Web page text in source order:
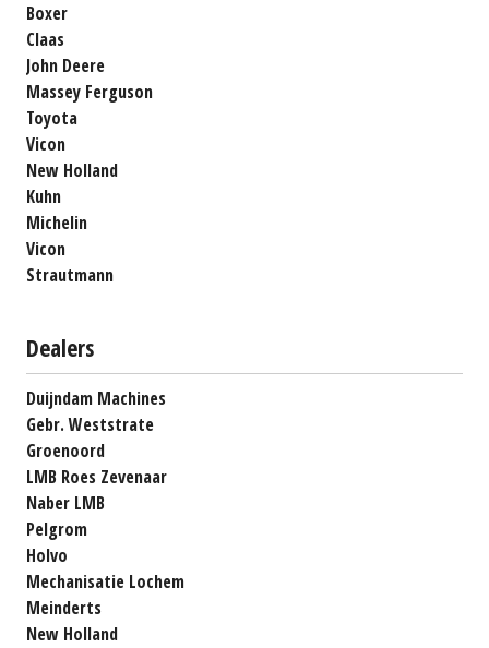
Boxer
Claas
John Deere
Massey Ferguson
Toyota
Vicon
New Holland
Kuhn
Michelin
Vicon
Strautmann
Dealers
Duijndam Machines
Gebr. Weststrate
Groenoord
LMB Roes Zevenaar
Naber LMB
Pelgrom
Holvo
Mechanisatie Lochem
Meinderts
New Holland